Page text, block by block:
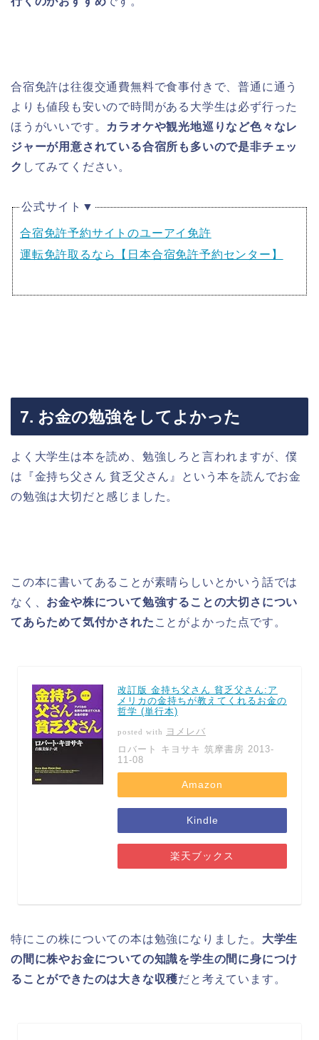
合宿免許は往復交通費無料で食事付きで、普通に通う
よりも値段も安いので時間がある大学生は必ず行った
ほうがいいです。 カラオケや観光地巡りなど色々なレ
ジャーが用意されている合宿所も多いので是非チェッ
ク してみてください。
公式サイト▼
合宿免許予約サイトのユーアイ免許
運転免許取るなら【日本合宿免許予約センター】
7. お金の勉強をしてよかった
よく大学生は本を読め、勉強しろと言われますが、僕
は『金持ち父さん 貧乏父さん』という本を読んでお金
の勉強は大切だと感じました。
この本に書いてあることが素晴らしいとかいう話では
なく、 お金や株について勉強することの大切さについ
てあらためて気付かされた ことがよかった点です。
改訂版 金持ち父さん 貧乏父さん:ア
メリカの金持ちが教えてくれるお金の
哲学 (単行本)
posted with
ヨメレバ
ロバート キヨサキ 筑摩書房 2013-
11-08
Amazon
Kindle
楽天ブックス
特にこの株についての本は勉強になりました。 大学生
の間に株やお金についての知識を学生の間に身につけ
ることができたのは大きな収穫だと考えています。